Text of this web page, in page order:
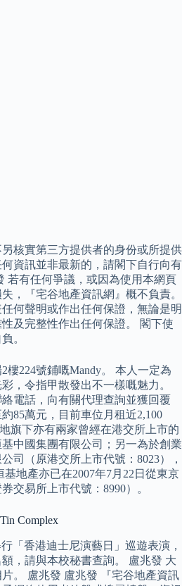
核實第三方提供者的身份或所提供
資訊並非最新的，請閣下自行向有
若有任何爭議，或因為使用本網頁
，『宅谷地產資訊網』概不負責。
何聲明或作出任何保證，無論是明
及完整性作出任何保證。 閣下使
。
樓224號鋪嘅Mandy。 本人一定為
，令指甲散發出不一樣嘅魅力。
電話，向有關代理查詢並獲回覆
85萬元，目前車位月租近2,100
旗下亦有兩家曾經在港交所上市的
中國集團有限公司；另一為於創業
司（原港交所上市代號：8023），
地產亦已在2007年7月22日從東京
交易所上市代號：8990）。
Complex
「香港迪士尼演藝日」巡遊表演，
，請與本校秘書查詢。 盧兆發 大
。 盧兆發 盧兆發 『宅谷地產資訊